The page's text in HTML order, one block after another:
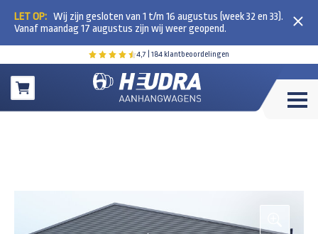
4,7 | 184 klantbeoordelingen
Winkelwagen
LET OP: Wij zijn gesloten van 1 t/m 16 augustus (week 32 en 33).
Vanaf maandag 17 augustus zijn wij weer geopend.